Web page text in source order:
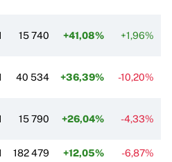
15 740 +41,08% +1,96%
40 534 +36,39% -10,20%
15 790 +26,04% -4,33%
182 479 +12,05% -6,87%